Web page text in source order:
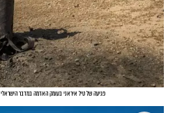
פגיעה של טיל איראני בעומק האדמה במדבר הישראלי